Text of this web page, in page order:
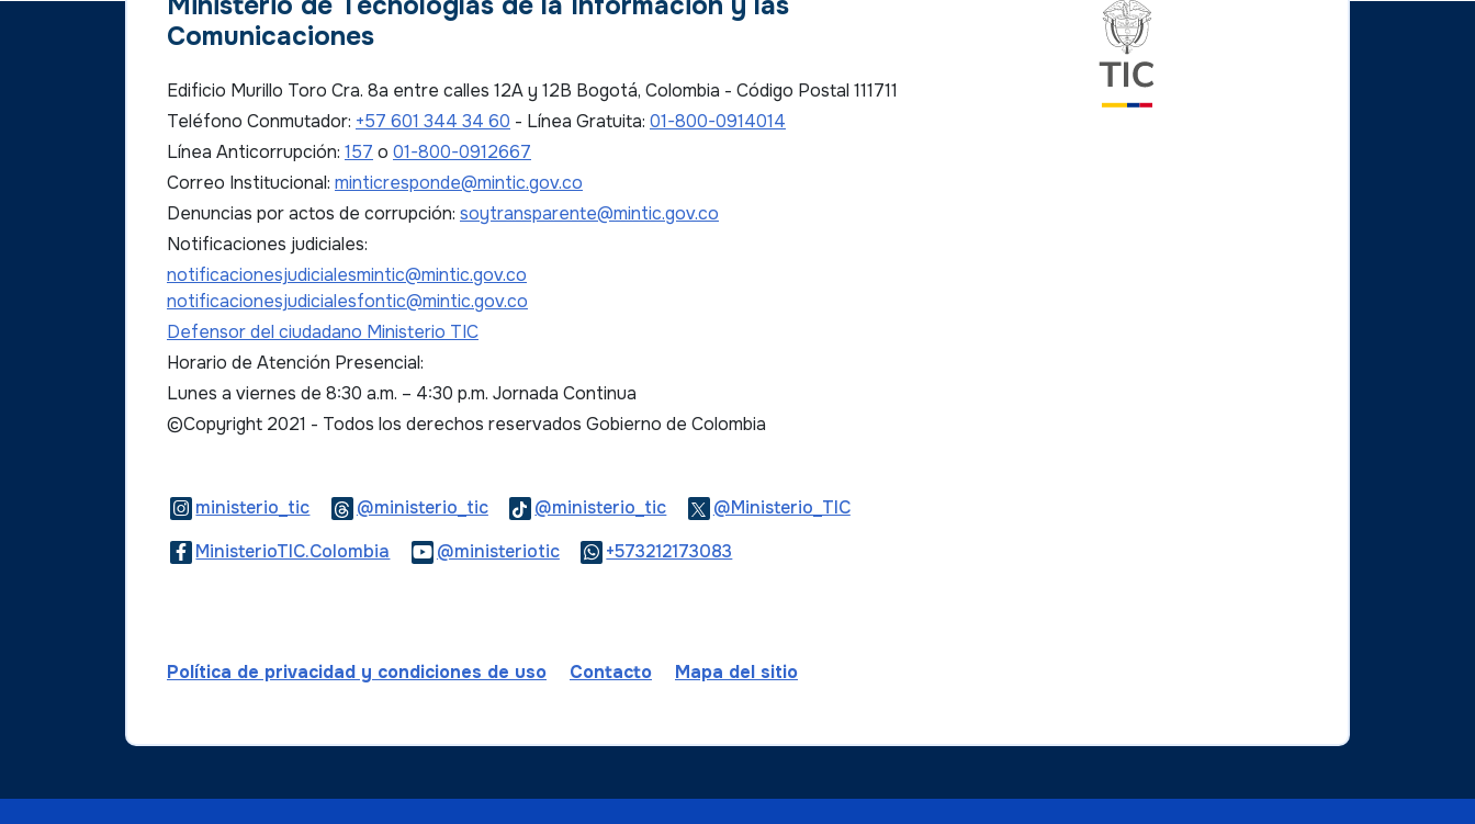
Comunicaciones
Edificio Murillo Toro Cra. 8a entre calles 12A y 12B Bogotá, Colombia - Código Postal 111711
Teléfono Conmutador: +57 601 344 34 60 - Línea Gratuita: 01-800-0914014
Línea Anticorrupción: 157 o 01-800-0912667
Correo Institucional: minticresponde@mintic.gov.co
Denuncias por actos de corrupción: soytransparente@mintic.gov.co
Notificaciones judiciales:
notificacionesjudicialesmintic@mintic.gov.co
notificacionesjudicialesfontic@mintic.gov.co
Defensor del ciudadano Ministerio TIC
Horario de Atención Presencial:
Lunes a viernes de 8:30 a.m. – 4:30 p.m. Jornada Continua
©Copyright 2021 - Todos los derechos reservados Gobierno de Colombia
ministerio_ticLogo Instagram
@ministerio_ticLogo Threads
@ministerio_ticLogo Tiktok@Ministerio_TICLogo Twitter
MinisterioTIC.Colombia Logo Facebook
@ministerioticLogo Youtube
+573212173083
Política de privacidad y condiciones de uso Contacto Mapa del sitio